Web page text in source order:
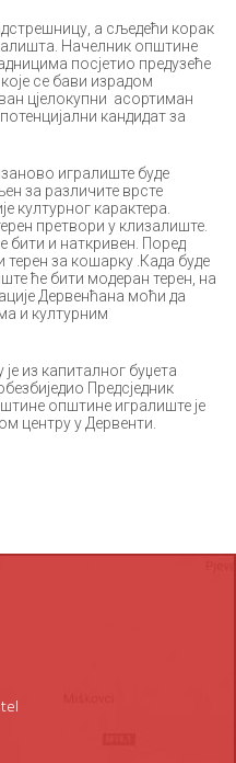
а сљедећи корак
Начелник општине
посјетио предузеће
се бави израдом
цјелокупни асортиман
кандидат за
игралиште буде
за различите врсте
културног карактера.
претвори у клизалиште.
бити и наткривен. Поред
терен за кошарку .Када буде
ће бити модеран терен, на
Дервенћана моћи да
и културним
из капиталног буџета
Предсједник
општине игралиште је
центру у Дервенти.